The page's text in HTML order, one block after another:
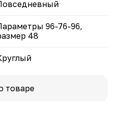
96-76-96,
48
товаре